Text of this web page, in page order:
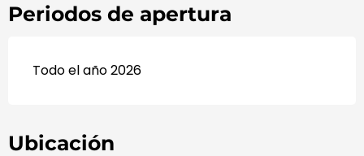
Periodos de apertura
Todo el año 2026
Ubicación